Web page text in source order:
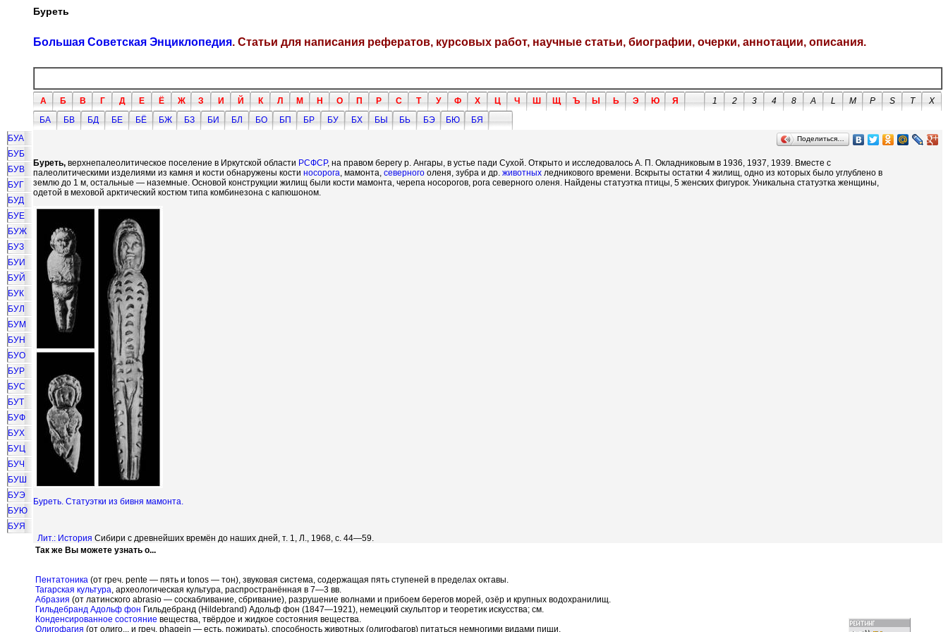
Буреть
Большая Советская Энциклопедия. Статьи для написания рефератов, курсовых работ, научные статьи, биографии, очерки, аннотации, описания.
А Б В Г Д Е Ё Ж З И Й К Л М Н О П Р С Т У Ф Х Ц Ч Ш Щ Ъ Ы Ь Э Ю Я 1 2 3 4 8 A L M P S T
X
БА
БВ БД БЕ БЁ БЖ БЗ БИ БЛ БО БП БР БУ БХ БЫ БЬ БЭ БЮ
БЯ
БУА
БУБ
БУВ
БУГ
БУД
БУЕ
БУЖ
БУЗ
БУИ
БУЙ
БУК
БУЛ
БУМ
БУН
БУО
БУР
БУС
БУТ
БУФ
БУХ
БУЦ
БУЧ
БУШ
БУЭ
БУЮ
БУЯ
Поделиться…
Буреть, верхнепалеолитическое поселение в Иркутской области РСФСР, на правом берегу р. Ангары, в устье пади Сухой. Открыто и исследовалось А. П. Окладниковым в 1936, 1937, 1939. Вместе с
палеолитическими изделиями из камня и кости обнаружены кости носорога, мамонта, северного оленя, зубра и др. животных ледникового времени. Вскрыты остатки 4 жилищ, одно из которых было углублено в
землю до 1 м, остальные — наземные. Основой конструкции жилищ были кости мамонта, черепа носорогов, рога северного оленя. Найдены статуэтка птицы, 5 женских фигурок. Уникальна статуэтка женщины,
одетой в меховой арктический костюм типа комбинезона с капюшоном.
Буреть. Статуэтки из бивня мамонта.
Лит.: История Сибири с древнейших времён до наших дней, т. 1, Л., 1968, с. 44—59.
Так же Вы можете узнать о...
Пентатоника (от греч. pente — пять и tonos — тон), звуковая система, содержащая пять ступеней в пределах октавы.
Тагарская культура, археологическая культура, распространённая в 7—3 вв.
Абразия (от латинского abrasio — соскабливание, сбривание), разрушение волнами и прибоем берегов морей, озёр и крупных водохранилищ.
Гильдебранд Адольф фон Гильдебранд (Hildebrand) Адольф фон (1847—1921), немецкий скульптор и теоретик искусства; см.
Конденсированное состояние вещества, твёрдое и жидкое состояния вещества.
Олигофагия (от олиго... и греч. phagein — есть, пожирать), способность животных (олигофагов) питаться немногими видами пищи.